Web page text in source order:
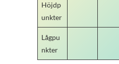
Höjdp
unkter
Lågpu
nkter